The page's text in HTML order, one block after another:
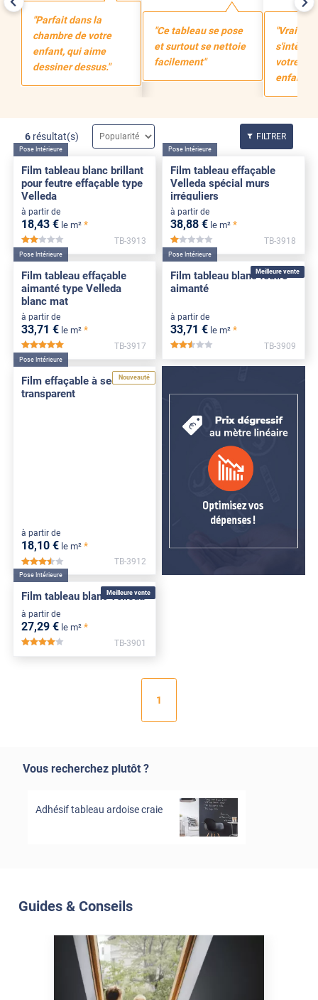
"Parfait dans la
chambre de votre
enfant, qui aime
dessiner dessus."
"Ce tableau se pose
et surtout se nettoie
facilement"
s'intègre
votre
enfants
6 résultat(s) FILTRER
Pose Intérieure
Film tableau blanc brillant
pour feutre effaçable type
Velleda
à partir de
18,43 € le m² *
*****
TB-3913
Pose Intérieure
Film tableau effaçable
Velleda spécial murs
irréguliers
à partir de
38,88 € le m² *
*****
TB-3918
Pose Intérieure
Film tableau effaçable
aimanté type Velleda
blanc mat
à partir de
33,71 € le m² *
TB-3917
Meilleure vente
Pose Intérieure
Film tableau blanc feutre
aimanté
à partir de
33,71 € le m² *
*****
TB-3909
Nouveauté
Pose Intérieure
Film effaçable à sec
transparent
à partir de
18,10 € le m² *
*****
TB-3912
Meilleure vente
Pose Intérieure
Film tableau blanc velleda
à partir de
27,29 € le m² *
*****
TB-3901
1
Vous recherchez plutôt ?
Adhésif tableau ardoise craie
Guides & Conseils
Véranda et Velux : Comment
bloquer jusqu'à 80% de
l'énergie solaire sans